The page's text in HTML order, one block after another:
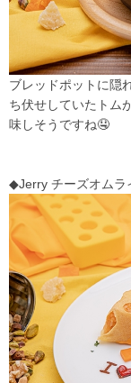
ブレッドポットに隠
ち伏せしていたトム
味しそうですね🤤
◆Jerry チーズオム